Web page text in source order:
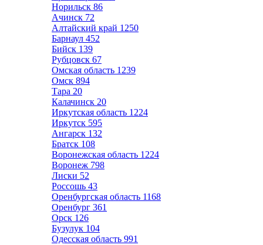
Норильск 86
Ачинск 72
Алтайский край 1250
Барнаул 452
Бийск 139
Рубцовск 67
Омская область 1239
Омск 894
Тара 20
Калачинск 20
Иркутская область 1224
Иркутск 595
Ангарск 132
Братск 108
Воронежская область 1224
Воронеж 798
Лиски 52
Россошь 43
Оренбургская область 1168
Оренбург 361
Орск 126
Бузулук 104
Одесская область 991